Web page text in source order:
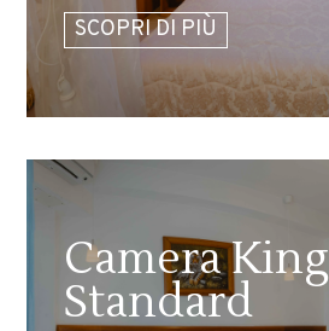
SCOPRI DI PIÙ
Camera King
Standard